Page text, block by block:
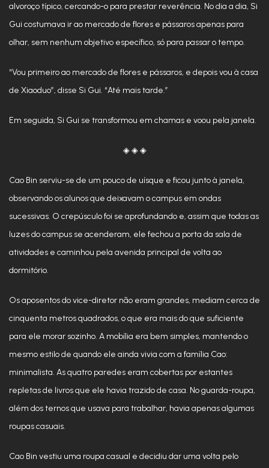
alvoroço típico, cercando-o para prestar reverência. No dia a dia, Si
Gui costumava ir ao mercado de flores e pássaros apenas para
olhar, sem nenhum objetivo específico, só para passar o tempo.
“Vou primeiro ao mercado de flores e pássaros, e depois vou à casa
de Xiaoduo”, disse Si Gui. “Até mais tarde.”
Em seguida, Si Gui se transformou em chamas e voou pela janela.
◈ ◈ ◈
Cao Bin serviu-se de um pouco de uísque e ficou junto à janela,
observando os alunos que deixavam o campus em ondas
sucessivas. O crepúsculo foi se aprofundando e, assim que todas as
luzes do campus se acenderam, ele fechou a porta da sala de
atividades e caminhou pela avenida principal de volta ao
dormitório.
Os aposentos do vice-diretor não eram grandes, mediam cerca de
cinquenta metros quadrados, o que era mais do que suficiente
para ele morar sozinho. A mobília era bem simples, mantendo o
mesmo estilo de quando ele ainda vivia com a família Cao:
minimalista. As quatro paredes eram cobertas por estantes
repletas de livros que ele havia trazido de casa. No guarda-roupa,
além dos ternos que usava para trabalhar, havia apenas algumas
roupas casuais.
Cao Bin vestiu uma roupa casual e decidiu dar uma volta pelo